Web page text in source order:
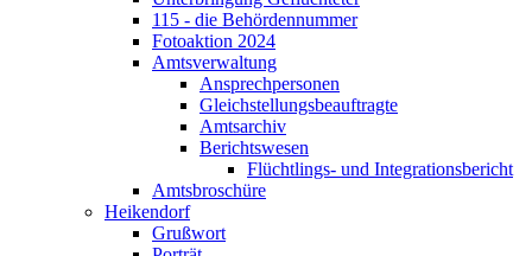
115 - die Behördennummer
Fotoaktion 2024
Amtsverwaltung
Ansprechpersonen
Gleichstellungsbeauftragte
Amtsarchiv
Berichtswesen
Flüchtlings- und Integrationsbericht
Amtsbroschüre
Heikendorf
Grußwort